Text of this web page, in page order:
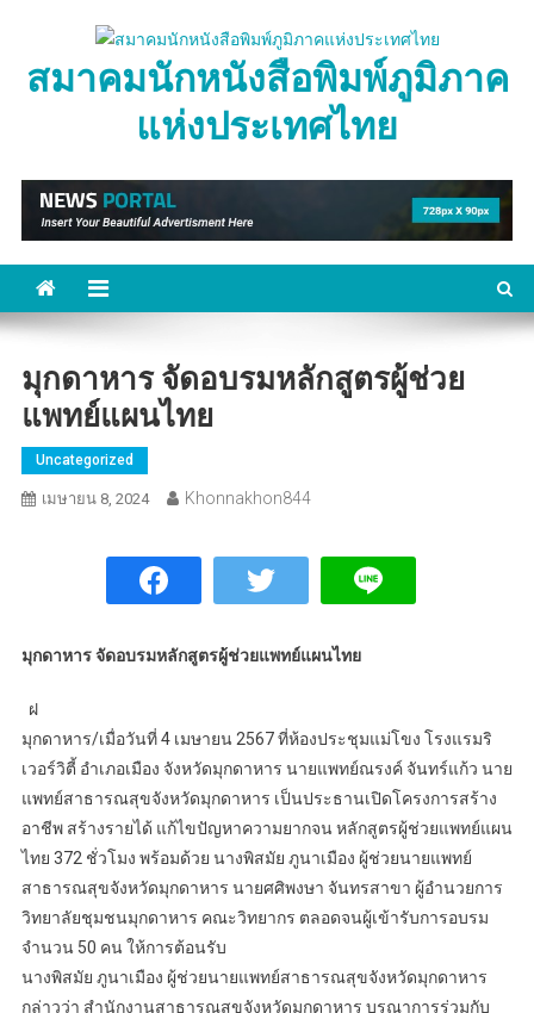
contentสมาคมนักหนังสือพิมพ์ภูมิภาค
แห่งประเทศไทย
มุกดาหาร จัดอบรมหลักสูตรผู้ช่วย
แพทย์แผนไทย
Uncategorized
เมษายน 8, 2024 Khonnakhon844
มุกดาหาร จัดอบรมหลักสูตรผู้ช่วยแพทย์แผนไทย
ฝ
มุกดาหาร/เมื่อวันที่ 4 เมษายน 2567 ที่ห้องประชุมแม่โขง โรงแรมริ
เวอร์วิตี้ อำเภอเมือง จังหวัดมุกดาหาร นายแพทย์ณรงค์ จันทร์แก้ว นาย
แพทย์สาธารณสุขจังหวัดมุกดาหาร เป็นประธานเปิดโครงการสร้าง
อาชีพ สร้างรายได้ แก้ไขปัญหาความยากจน หลักสูตรผู้ช่วยแพทย์แผน
ไทย 372 ชั่วโมง พร้อมด้วย นางพิสมัย ภูนาเมือง ผู้ช่วยนายแพทย์
สาธารณสุขจังหวัดมุกดาหาร นายศศิพงษา จันทรสาขา ผู้อำนวยการ
วิทยาลัยชุมชนมุกดาหาร คณะวิทยากร ตลอดจนผู้เข้ารับการอบรม
จำนวน 50 คน ให้การต้อนรับ
นางพิสมัย ภูนาเมือง ผู้ช่วยนายแพทย์สาธารณสุขจังหวัดมุกดาหาร
กล่าวว่า สำนักงานสาธารณสุขจังหวัดมุกดาหาร บูรณาการร่วมกับ